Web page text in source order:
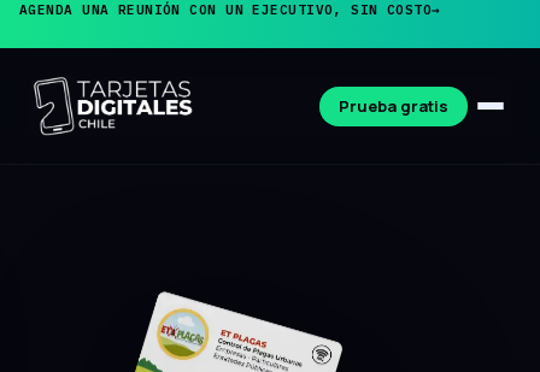
AGENDA UNA REUNIÓN CON UN EJECUTIVO, SIN COSTO→
Prueba gratis